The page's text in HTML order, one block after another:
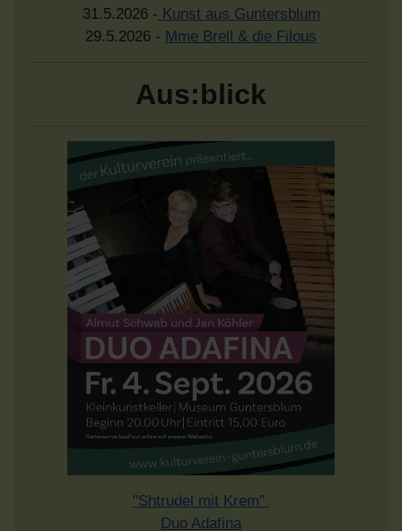
31.5.2026 - Kunst aus Guntersblum
29.5.2026 - Mme Brell & die Filous
Aus:blick
"Shtrudel mit Krem"
Duo Adafina